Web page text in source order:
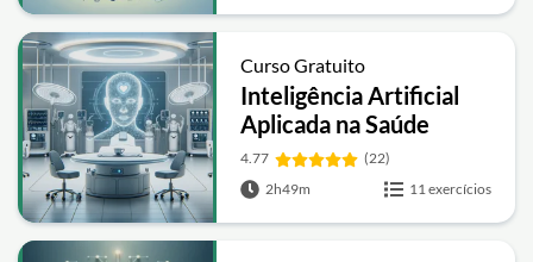
Curso Gratuito
Inteligência Artificial
Aplicada na Saúde
4.77
(22)
2h49m
11 exercícios